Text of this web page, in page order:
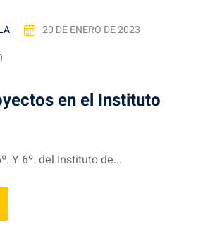
20 DE ENERO DE 2023
en el Instituto
Y 6º. del Instituto de...